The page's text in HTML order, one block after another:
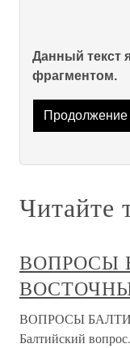
Данный текст
фрагментом.
Продолжение
Читайте
ВОПРОСЫ
ВОПРОСЫ
Балтийский